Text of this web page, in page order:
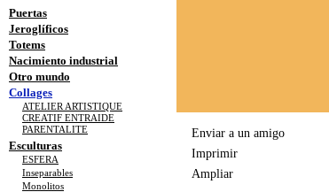
Puertas
Jeroglíficos
Totems
Nacimiento industrial
Otro mundo
Collages
ATELIER ARTISTIQUE
CREATIF ENTRAIDE
PARENTALITE
Esculturas
ESFERA
Inseparables
Monolitos
Enviar a un amigo
Imprimir
Ampliar